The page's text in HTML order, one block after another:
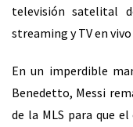
televisión satelital
streaming y TV en vivo
En un imperdible
Benedetto, Messi
de la MLS para que